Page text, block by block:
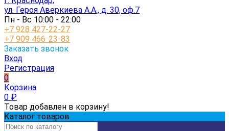
ул. Героя Аверкиева А.А., д. 30, оф.7
Пн - Вс 10:00 - 22:00
+7 928 427-22-27
+7 909 466-23-83
Заказать звонок
Вход
Регистрация
0
Корзина
0 ₽
Товар добавлен в корзину!
Каталог товаров